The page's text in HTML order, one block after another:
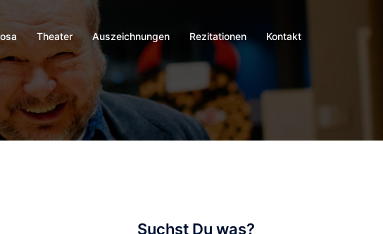
Theater Auszeichnungen Rezitationen Kontakt
Suchst Du was?